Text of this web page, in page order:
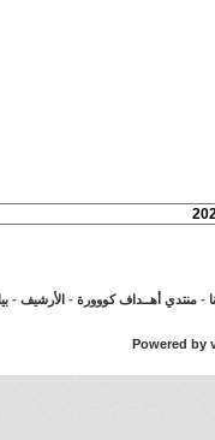
- منتدي أهــداف كووورة - الأرشيف -
Powered by